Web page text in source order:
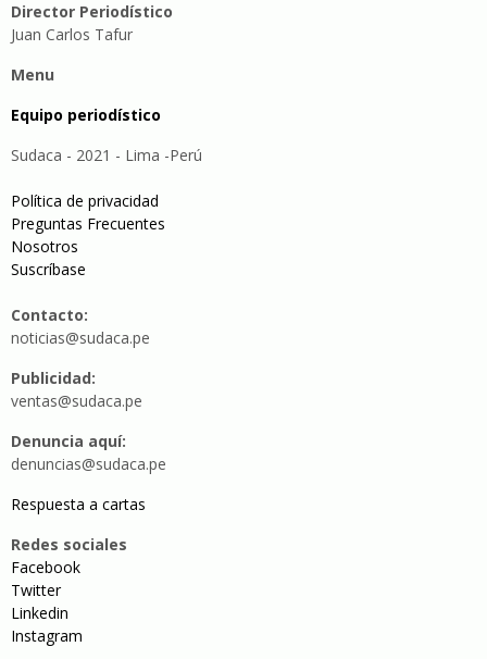
Director Periodístico
Juan Carlos Tafur
Menu
Equipo periodístico
Sudaca - 2021 - Lima -Perú
Política de privacidad
Preguntas Frecuentes
Nosotros
Suscríbase
Contacto:
noticias@sudaca.pe
Publicidad:
ventas@sudaca.pe
Denuncia aquí:
denuncias@sudaca.pe
Respuesta a cartas
Redes sociales
Facebook
Twitter
Linkedin
Instagram